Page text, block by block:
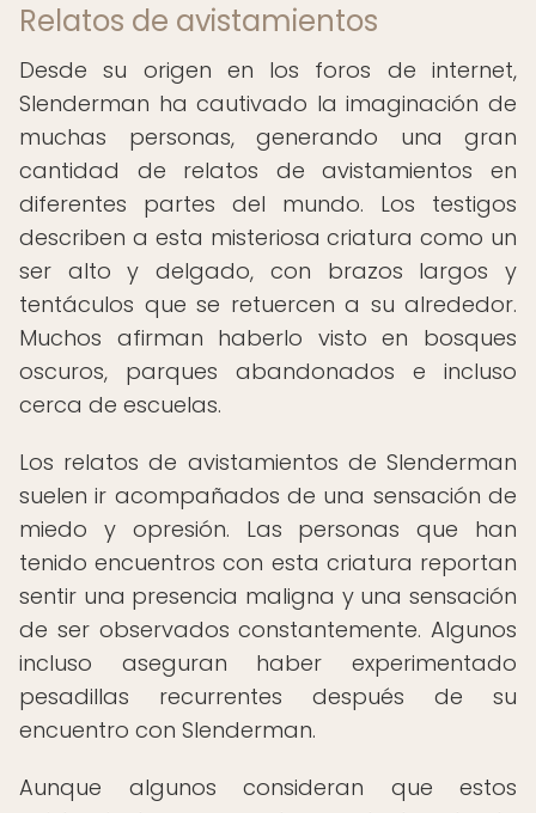
Relatos de avistamientos
Desde su origen en los foros de internet,
Slenderman ha cautivado la imaginación de
muchas personas, generando una gran
cantidad de relatos de avistamientos en
diferentes partes del mundo. Los testigos
describen a esta misteriosa criatura como un
ser alto y delgado, con brazos largos y
tentáculos que se retuercen a su alrededor.
Muchos afirman haberlo visto en bosques
oscuros, parques abandonados e incluso
cerca de escuelas.
Los relatos de avistamientos de Slenderman
suelen ir acompañados de una sensación de
miedo y opresión. Las personas que han
tenido encuentros con esta criatura reportan
sentir una presencia maligna y una sensación
de ser observados constantemente. Algunos
incluso aseguran haber experimentado
pesadillas recurrentes después de su
encuentro con Slenderman.
Aunque algunos consideran que estos